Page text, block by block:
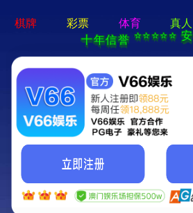
首页 公司动态 卓识网安社会招聘
卓识网安社